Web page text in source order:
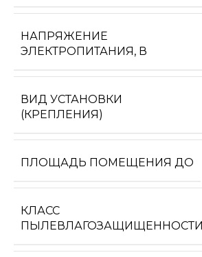
НАПРЯЖЕНИЕ
ЭЛЕКТРОПИТАНИЯ, В
ВИД УСТАНОВКИ
(КРЕПЛЕНИЯ)
ПЛОЩАДЬ ПОМЕЩЕНИЯ ДО
КЛАСС
ПЫЛЕВЛАГОЗАЩИЩЕННОСТИ